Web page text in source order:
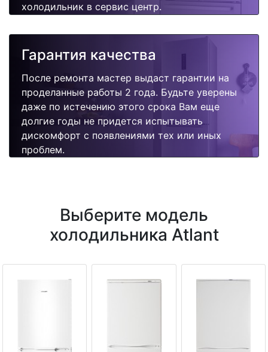
холодильник в сервис центр.
Гарантия качества
После ремонта мастер выдаст гарантии на
проделанные работы 2 года. Будьте уверены
даже по истечению этого срока Вам еще
долгие годы не придется испытывать
дискомфорт с появлениями тех или иных
проблем.
Выберите модель
холодильника Atlant